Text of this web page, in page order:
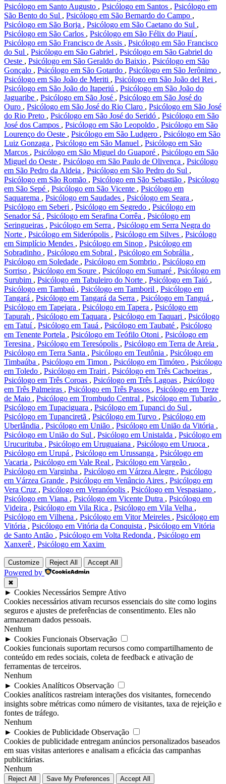
Psicólogo em Santo Augusto , Psicólogo em Santos , Psicólogo em
São Bento do Sul , Psicólogo em São Bernardo do Campo ,
Psicólogo em São Borja , Psicólogo em São Caetano do Sul ,
Psicólogo em São Carlos , Psicólogo em São Félix do Piauí ,
Psicólogo em São Francisco de Assis , Psicólogo em São Francisco
do Sul , Psicólogo em São Gabriel , Psicólogo em São Gabriel do
Oeste , Psicólogo em São Geraldo do Baixio , Psicólogo em São
Gonçalo , Psicólogo em São Gotardo , Psicólogo em São Jerônimo ,
Psicólogo em São João de Meriti , Psicólogo em São João del Rei ,
Psicólogo em São João do Itaperiú , Psicólogo em São João do
Jaguaribe , Psicólogo em São José , Psicólogo em São José do
Ouro , Psicólogo em São José do Rio Claro , Psicólogo em São José
do Rio Preto , Psicólogo em São José do Seridó , Psicólogo em São
José dos Campos , Psicólogo em São Leopoldo , Psicólogo em São
Lourenço do Oeste , Psicólogo em São Ludgero , Psicólogo em São
Luiz Gonzaga , Psicólogo em São Manuel , Psicólogo em São
Marcos , Psicólogo em São Miguel do Guaporé , Psicólogo em São
Miguel do Oeste , Psicólogo em São Paulo de Olivença , Psicólogo
em São Pedro da Aldeia , Psicólogo em São Pedro do Sul ,
Psicólogo em São Romão , Psicólogo em São Sebastião , Psicólogo
em São Sepé , Psicólogo em São Vicente , Psicólogo em
Saquarema , Psicólogo em Saudades , Psicólogo em Seara ,
Psicólogo em Seberi , Psicólogo em Segredo , Psicólogo em
Senador Sá , Psicólogo em Serafina Corrêa , Psicólogo em
Seringueiras , Psicólogo em Serra , Psicólogo em Serra Negra do
Norte , Psicólogo em Siderópolis , Psicólogo em Silves , Psicólogo
em Simplício Mendes , Psicólogo em Sinop , Psicólogo em
Sobradinho , Psicólogo em Sobral , Psicólogo em Sobrália ,
Psicólogo em Soledade , Psicólogo em Sombrio , Psicólogo em
Sorriso , Psicólogo em Soure , Psicólogo em Sumaré , Psicólogo em
Surubim , Psicólogo em Tabuleiro do Norte , Psicólogo em Taió ,
Psicólogo em Tambaú , Psicólogo em Tamboril , Psicólogo em
Tangará , Psicólogo em Tangará da Serra , Psicólogo em Tanguá ,
Psicólogo em Tapejara , Psicólogo em Tapera , Psicólogo em
Tapurah , Psicólogo em Taquara , Psicólogo em Taquari , Psicólogo
em Tatuí , Psicólogo em Tauá , Psicólogo em Taubaté , Psicólogo
em Tenente Portela , Psicólogo em Teófilo Otoni , Psicólogo em
Teresina , Psicólogo em Teresópolis , Psicólogo em Terra de Areia ,
Psicólogo em Terra Santa , Psicólogo em Teutônia , Psicólogo em
Timbaúba , Psicólogo em Timon , Psicólogo em Timóteo , Psicólogo
em Toledo , Psicólogo em Trairi , Psicólogo em Três Cachoeiras ,
Psicólogo em Três Coroas , Psicólogo em Três Lagoas , Psicólogo
em Três Palmeiras , Psicólogo em Três Passos , Psicólogo em Treze
de Maio , Psicólogo em Trombudo Central , Psicólogo em Tubarão ,
Psicólogo em Tupaciguara , Psicólogo em Tupanci do Sul ,
Psicólogo em Tupanciretã , Psicólogo em Turvo , Psicólogo em
Uberlândia , Psicólogo em União , Psicólogo em União da Vitória ,
Psicólogo em União do Sul , Psicólogo em Unistalda , Psicólogo em
Urucurituba , Psicólogo em Uruguaiana , Psicólogo em Uruoca ,
Psicólogo em Urupá , Psicólogo em Urussanga , Psicólogo em
Vacaria , Psicólogo em Vale Real , Psicólogo em Vargeão ,
Psicólogo em Varginha , Psicólogo em Várzea Alegre , Psicólogo
em Várzea Grande , Psicólogo em Venâncio Aires , Psicólogo em
Vera Cruz , Psicólogo em Veranópolis , Psicólogo em Vespasiano ,
Psicólogo em Viana , Psicólogo em Vicente Dutra , Psicólogo em
Videira , Psicólogo em Vila Rica , Psicólogo em Vila Velha ,
Psicólogo em Vilhena , Psicólogo em Vitor Meireles , Psicólogo em
Vitória , Psicólogo em Vitória da Conquista , Psicólogo em Vitória
de Santo Antão , Psicólogo em Volta Redonda , Psicólogo em
Xanxerê , Psicólogo em Xaxim
Customize Reject All Accept All
Powered by
✖
► Cookies Necessários Sempre Ativo
Cookies necessários ativam recursos essenciais do site como logins
seguros e ajustes de preferências de consentimento. Eles não
armazenam dados pessoais.
Nenhum
► Cookies Funcionais Observação
Cookies funcionais suportam recursos como compartilhamento de
conteúdo em redes sociais, coleta de feedback e ativação de
ferramentas de terceiros.
Nenhum
► Cookies Analíticos Observação
Cookies analíticos rastreiam interações dos visitantes, fornecendo
insights sobre métricas como número de visitantes, taxa de rejeição e
fontes de tráfego.
Nenhum
► Cookies de Publicidade Observação
Cookies de publicidade entregam anúncios personalizados baseados
em suas visitas anteriores e analisam a eficácia das campanhas
publicitárias.
Nenhum
Reject All Save My Preferences Accept All